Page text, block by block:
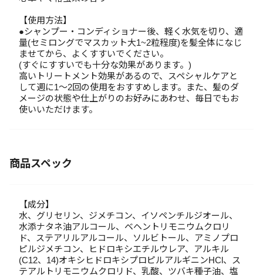
【使用方法】
●シャンプー・コンディショナー後、軽く水気を切り、適
量(セミロングでマスカット大1~2粒程度)を髪全体になじ
ませてから、よくすすいでください。
(すぐにすすいでも十分な効果があります。)
高いトリートメント効果があるので、スペシャルケアと
して週に1～2回の使用をおすすめします。また、髪のダ
メージの状態や仕上がりのお好みにあわせ、毎日でもお
使いいただけます。
商品スペック
【成分】
水、グリセリン、ジメチコン、イソペンチルジオール、
水添ナタネ油アルコール、ベヘントリモニウムクロリ
ド、ステアリルアルコール、ソルビトール、アミノプロ
ピルジメチコン、ヒドロキシエチルウレア、アルキル
(C12、14)オキシヒドロキシプロピルアルギニンHCl、ス
テアルトリモニウムクロリド、乳酸、ツバキ種子油、塩